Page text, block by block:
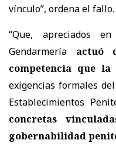
vínculo”, ordena el fallo.
“Que, apreciados
Gendarmería actuó
competencia que
exigencias formales
Establecimientos
concretas
gobernabilidad